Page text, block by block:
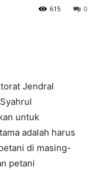
0
615
Jendral
untuk
adalah harus
di masing-
petani